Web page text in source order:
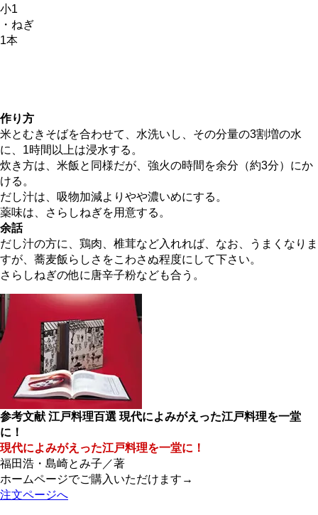
小1
・ねぎ
1本
作り方
米とむきそばを合わせて、水洗いし、その分量の3割増の水
に、1時間以上は浸水する。
炊き方は、米飯と同様だが、強火の時間を余分（約3分）にか
ける。
だし汁は、吸物加減よりやや濃いめにする。
薬味は、さらしねぎを用意する。
余話
だし汁の方に、鶏肉、椎茸など入れれば、なお、うまくなりま
すが、蕎麦飯らしさをこわさぬ程度にして下さい。
さらしねぎの他に唐辛子粉なども合う。
参考文献 江戸料理百選 現代によみがえった江戸料理を一堂
に！
現代によみがえった江戸料理を一堂に！
福田浩・島崎とみ子／著
ホームページでご購入いただけます→
注文ページへ